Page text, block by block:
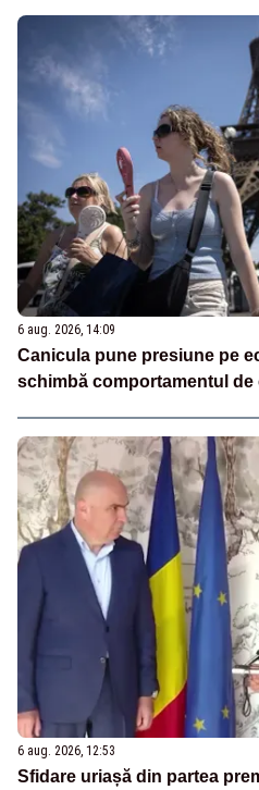
6 aug. 2026, 14:09
Canicula pune presiune pe
schimbă comportamentul de
6 aug. 2026, 12:53
Sfidare uriașă din partea